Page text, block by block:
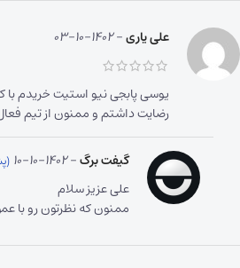
علی یاری–
1402-10-03
یوسی پابجی نیو استیت خریدم با کد
رضایت داشتم و ممنون از تیم
گیفت برگ–
1402-10-10
علی عزیز سلام
ممنون که نظرتون رو با